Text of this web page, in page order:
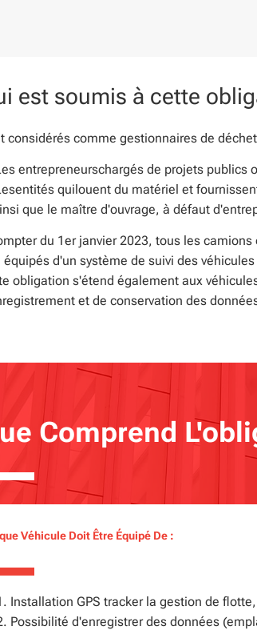
est soumis à cette
considérés comme gestionnaires de
entrepreneurschargés de projets publics
entités qui louent du matériel et
que le maître d'ouvrage, à défaut
du 1er janvier 2023, tous les
équipés d'un système de suivi des
obligation s'étend également aux
et de conservation des
Comprend
Véhicule Doit Être Équipé De :
Installation GPS tracker la gestion de
Possibilité d'enregistrer des données